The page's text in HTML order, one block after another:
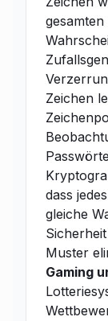
Zeichen
dass
gleiche
Muster
Gaming